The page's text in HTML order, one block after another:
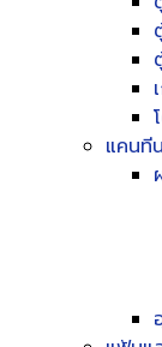
แคนที